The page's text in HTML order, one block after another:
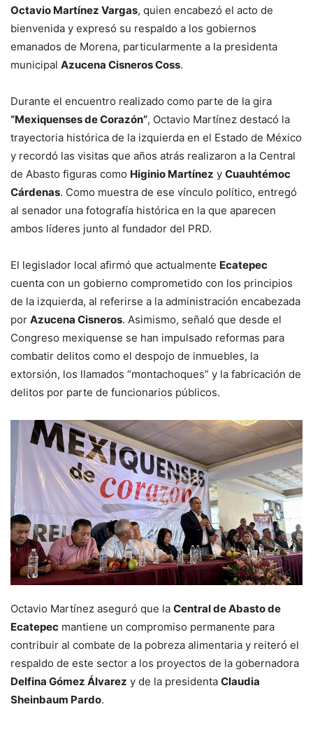
Octavio Martínez Vargas, quien encabezó el acto de
bienvenida y expresó su respaldo a los gobiernos
emanados de Morena, particularmente a la presidenta
municipal Azucena Cisneros Coss.
Durante el encuentro realizado como parte de la gira
“Mexiquenses de Corazón”, Octavio Martínez destacó la
trayectoria histórica de la izquierda en el Estado de México
y recordó las visitas que años atrás realizaron a la Central
de Abasto figuras como Higinio Martínez y Cuauhtémoc
Cárdenas. Como muestra de ese vínculo político, entregó
al senador una fotografía histórica en la que aparecen
ambos líderes junto al fundador del PRD.
El legislador local afirmó que actualmente Ecatepec
cuenta con un gobierno comprometido con los principios
de la izquierda, al referirse a la administración encabezada
por Azucena Cisneros. Asimismo, señaló que desde el
Congreso mexiquense se han impulsado reformas para
combatir delitos como el despojo de inmuebles, la
extorsión, los llamados “montachoques” y la fabricación de
delitos por parte de funcionarios públicos.
Octavio Martínez aseguró que la Central de Abasto de
Ecatepec mantiene un compromiso permanente para
contribuir al combate de la pobreza alimentaria y reiteró el
respaldo de este sector a los proyectos de la gobernadora
Delfina Gómez Álvarez y de la presidenta Claudia
Sheinbaum Pardo.